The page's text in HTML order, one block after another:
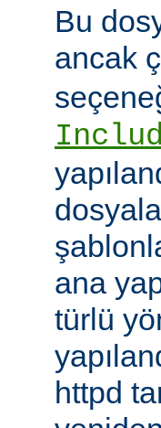
Bu
ancak
ana
türlü
httpd